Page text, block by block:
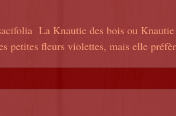
La Knautie des bois ou Knautie
petites fleurs violettes, mais elle